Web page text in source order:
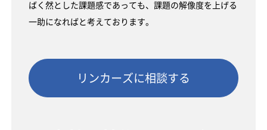
ばく然とした課題感であっても、課題の解像度を上げる
一助になればと考えております。
リンカーズに相談する